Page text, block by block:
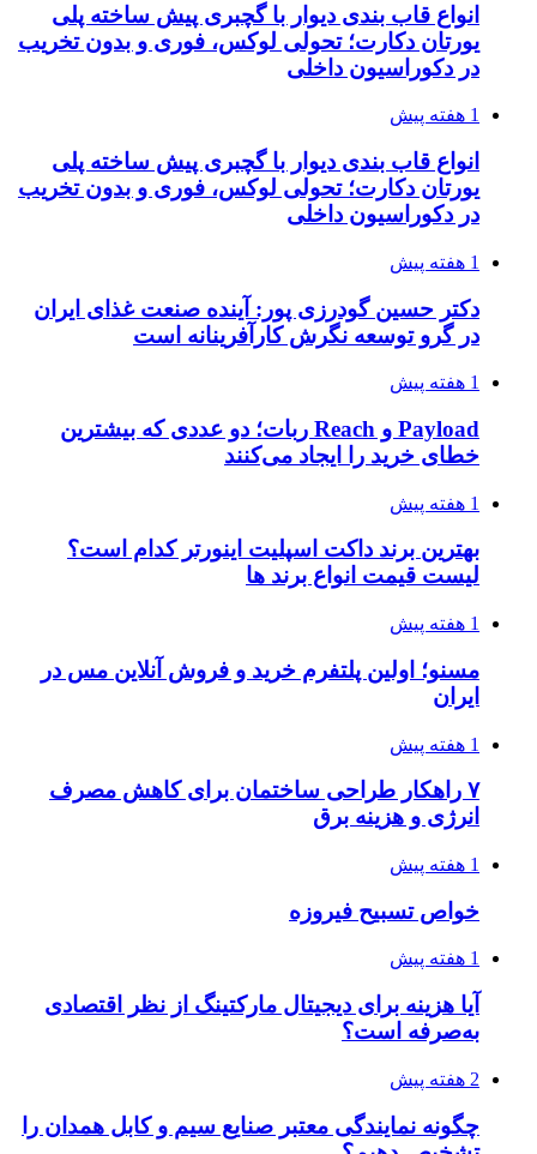
انواع قاب بندی دیوار با گچبری پیش ساخته پلی
یورتان دکارت؛ تحولی لوکس، فوری و بدون تخریب
در دکوراسیون داخلی
1 هفته پیش
انواع قاب بندی دیوار با گچبری پیش ساخته پلی
یورتان دکارت؛ تحولی لوکس، فوری و بدون تخریب
در دکوراسیون داخلی
1 هفته پیش
دکتر حسین گودرزی پور: آینده صنعت غذای ایران
در گرو توسعه نگرش کارآفرینانه است
1 هفته پیش
Payload و Reach ربات؛ دو عددی که بیشترین
خطای خرید را ایجاد می‌کنند
1 هفته پیش
بهترین برند داکت اسپلیت اینورتر کدام است؟
لیست قیمت انواع برند ها
1 هفته پیش
مسنو؛ اولین پلتفرم خرید و فروش آنلاین مس در
ایران
1 هفته پیش
۷ راهکار طراحی ساختمان برای کاهش مصرف
انرژی و هزینه برق
1 هفته پیش
خواص تسبیح فیروزه
1 هفته پیش
آیا هزینه برای دیجیتال مارکتینگ از نظر اقتصادی
به‌صرفه است؟
2 هفته پیش
چگونه نمایندگی معتبر صنایع سیم و کابل همدان را